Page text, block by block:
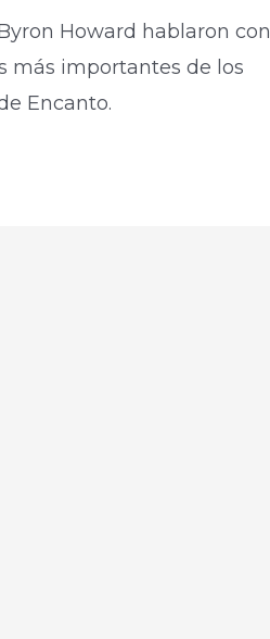
Howard hablaron con
más importantes de los
Encanto.